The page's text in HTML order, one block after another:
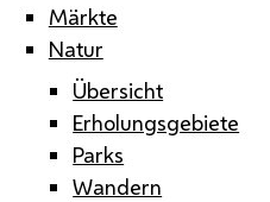
Märkte
Natur
Übersicht
Erholungsgebiete
Parks
Wandern